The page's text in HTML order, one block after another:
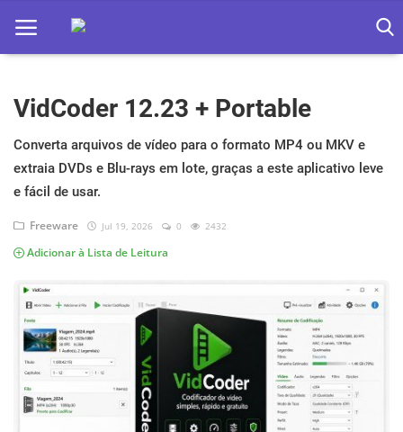
Home
Apps
Ebooks
Games
Web
Música
Jogos hoje na TV
VidCoder 12.23 + Portable
Converta arquivos de vídeo para o formato MP4 ou MKV e
extraia DVDs e Blu-rays em lote, graças a este aplicativo leve
e fácil de usar.
Freeware Jul 19, 2026 0 2432
Adicionar à Lista de Leitura